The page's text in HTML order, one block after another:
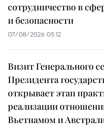
сотрудничество в
и безопасности
07/08/2026 05:12
Визит Генерального
Президента
открывает этап
реализации
Вьетнамом и